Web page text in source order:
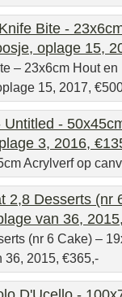
– 23x6cm Hout
15, 2017,
Acrylverf op
(nr 6 Cake) –
36, 2015, €365,-